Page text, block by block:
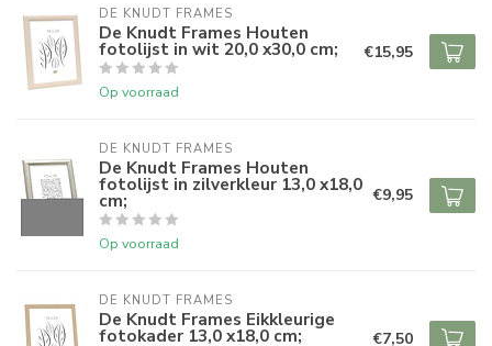
DE KNUDT FRAMES
De Knudt Frames Houten
fotolijst in wit 20,0 x30,0 cm;
Op voorraad
€15,95
DE KNUDT FRAMES
De Knudt Frames Houten
fotolijst in zilverkleur 13,0 x18,0
cm;
Op voorraad
€9,95
DE KNUDT FRAMES
De Knudt Frames Eikkleurige
fotokader 13,0 x18,0 cm; €7,50